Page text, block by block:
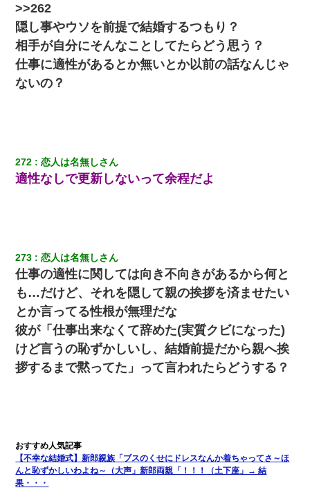
彼女(37)の情欲がえげつない件ｗｗｗｗｗｗｗ
【不幸な結婚式】新郎親族「ブスのくせにドレスなんか着ちゃっ
てさ～ほんと恥ずかしいわよね～（大声」新郎両親「！！！（土
下座」→ 結果・・・
何年か前に妹は離婚している。当時生まれた姪が義弟の子じゃな
かったため妹有責での離婚になり…
小学生の妹が20代の弟とチューしてるのに、見て見ぬふりの親を
見てから実家を出た。それから15年、妹が弟の子を妊娠したらし
くもう堕胎できない月なんだと母から連絡がきた…｜生活｜ワロ
タあんてな
私「結婚やめるわ」 婚約者「え？なんでなんで？」 → 放置した
結果…｜生活｜ワロタあんてな
【クズ】昔、兄がお見合いして「ブスすぎｗｗｗ」と断った女性
が、兄の同級生と結婚。それを知った兄は荒れ狂い、｢嫁さん、俺
出張中の旦那から『フリンしやがって、このクズ』と電話が。私
「本当に家まで来たの？証拠は？」旦那「俺の言葉が信じられな
>>262
隠し事やウソを前提で結婚するつもり？
相手が自分にそんなことしてたらどう思う？
仕事に適性があるとか無いとか以前の話なんじゃ
ないの？
272 恋人は名無しさん
適性なしで更新しないって余程だよ
273 恋人は名無しさん
仕事の適性に関しては向き不向きがあるから何と
も…だけど、それを隠して親の挨拶を済ませたい
とか言ってる性根が無理だな
彼が「仕事出来なくて辞めた(実質クビになった)
けど言うの恥ずかしいし、結婚前提だから親へ挨
拶するまで黙ってた」って言われたらどうする？
【不幸な結婚式】新郎親族「ブスのくせにドレスなんか着ちゃってさ～ほ
んと恥ずかしいわよね～（大声」新郎両親「！！！（土下座」→ 結
果・・・